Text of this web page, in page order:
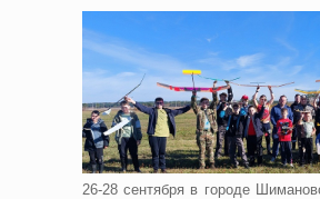
26-28 сентября в городе